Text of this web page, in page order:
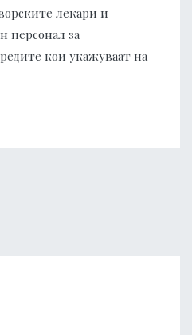
лекари и
персонал за
кои укажуваат на